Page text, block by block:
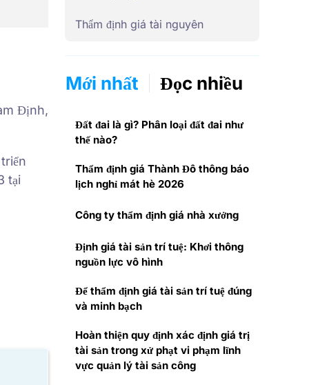
Định,
tại
Thẩm định giá tài nguyên
Mới nhất Đọc nhiều
Đất đai là gì? Phân loại đất đai như
thế nào?
Thẩm định giá Thành Đô thông báo
lịch nghỉ mát hè 2026
Công ty thẩm định giá nhà xưởng
Định giá tài sản trí tuệ: Khơi thông
nguồn lực vô hình
Để thẩm định giá tài sản trí tuệ đúng
và minh bạch
Hoàn thiện quy định xác định giá trị
tài sản trong xử phạt vi phạm lĩnh
vực quản lý tài sản công